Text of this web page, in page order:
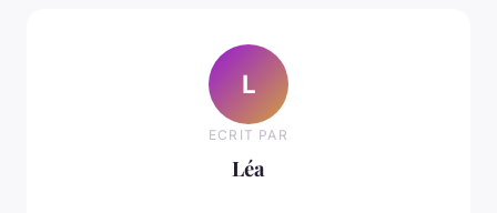
L
ECRIT PAR
Léa